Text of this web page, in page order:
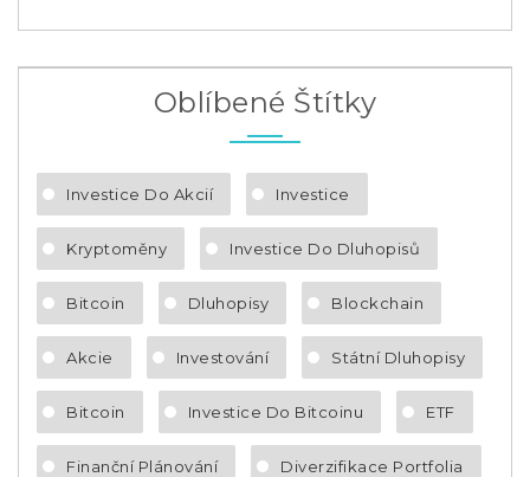
Oblíbené Štítky
Investice Do Akcií Investice
Kryptoměny Investice Do Dluhopisů
Bitcoin Dluhopisy Blockchain
Akcie Investování Státní Dluhopisy
Bitcoin Investice Do Bitcoinu ETF
Finanční Plánování Diverzifikace Portfolia